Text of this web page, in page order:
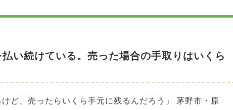
い続けている。売った場合の手取りはいくら
ど、売ったらいくら手元に残るんだろう」 茅野市・原